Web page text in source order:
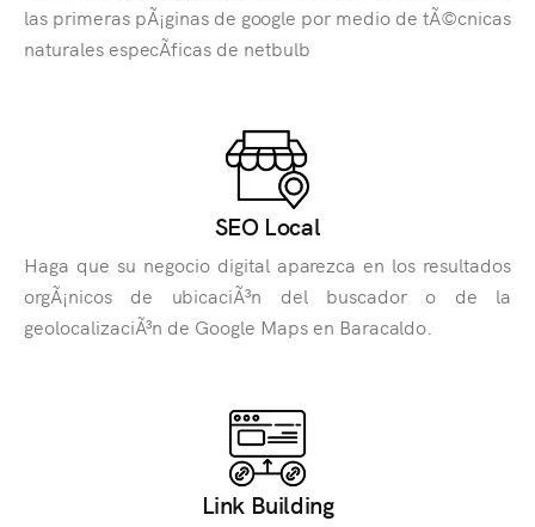
las primeras pÃ¡ginas de google por medio de tÃ©cnicas
naturales especÃ­ficas de netbulb
SEO Local
Haga que su negocio digital aparezca en los resultados
orgÃ¡nicos de ubicaciÃ³n del buscador o de la
geolocalizaciÃ³n de Google Maps en Baracaldo.
Link Building